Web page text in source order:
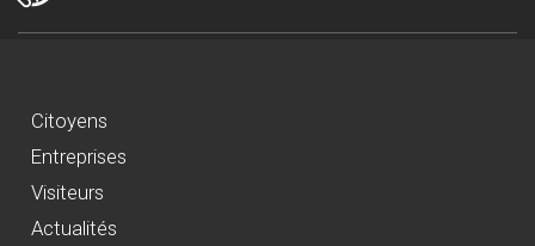
Citoyens
Entreprises
Visiteurs
Actualités